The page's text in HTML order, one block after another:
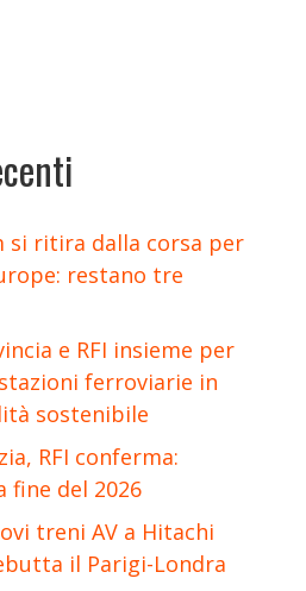
si ritira dalla corsa per
restano tre
e RFI insieme per
ferroviarie in
sostenibile
RFI conferma:
fine del 2026
treni AV a Hitachi
il Parigi-Londra